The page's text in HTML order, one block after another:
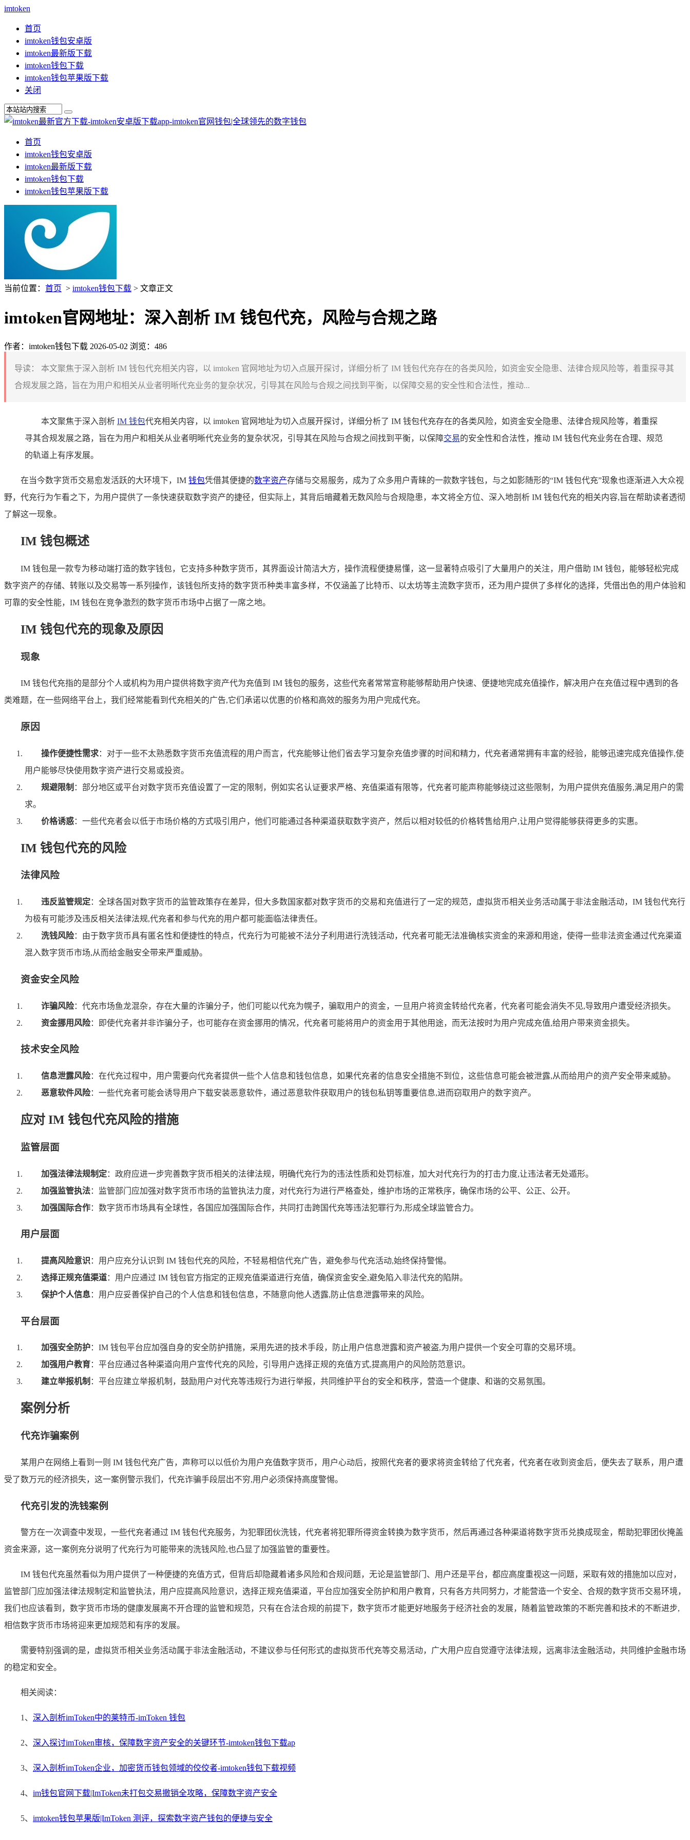
imtoken
首页
imtoken钱包安卓版
imtoken最新版下载
imtoken钱包下载
imtoken钱包苹果版下载
关闭
首页
imtoken钱包安卓版
imtoken最新版下载
imtoken钱包下载
imtoken钱包苹果版下载
当前位置： 首页 > imtoken钱包下载 > 文章正文
imtoken官网地址：深入剖析 IM 钱包代充，风险与合规之路
作者：imtoken钱包下载 2026-05-02 浏览：486
导读：
本文聚焦于深入剖析 IM 钱包代充相关内容，以 imtoken 官网地址为切入点展开探讨，详细分析了 IM 钱包代充存在的各类风险，如资金安全隐患、法律合规风险等，着重探寻其
合规发展之路，旨在为用户和相关从业者明晰代充业务的复杂状况，引导其在风险与合规之间找到平衡，以保障交易的安全性和合法性，推动...
本文聚焦于深入剖析 IM 钱包代充相关内容，以 imtoken 官网地址为切入点展开探讨，详细分析了 IM 钱包代充存在的各类风险，如资金安全隐患、法律合规风险等，着重探
寻其合规发展之路，旨在为用户和相关从业者明晰代充业务的复杂状况，引导其在风险与合规之间找到平衡，以保障交易的安全性和合法性，推动 IM 钱包代充业务在合理、规范
的轨道上有序发展。
在当今数字货币交易愈发活跃的大环境下，IM 钱包凭借其便捷的数字资产存储与交易服务，成为了众多用户青睐的一款数字钱包，与之如影随形的“IM 钱包代充”现象也逐渐进入大众视
野，代充行为乍看之下，为用户提供了一条快速获取数字资产的捷径，但实际上，其背后暗藏着无数风险与合规隐患，本文将全方位、深入地剖析 IM 钱包代充的相关内容,旨在帮助读者透彻
了解这一现象。
IM 钱包概述
IM 钱包是一款专为移动端打造的数字钱包，它支持多种数字货币，其界面设计简洁大方，操作流程便捷易懂，这一显著特点吸引了大量用户的关注，用户借助 IM 钱包，能够轻松完成
数字资产的存储、转账以及交易等一系列操作，该钱包所支持的数字货币种类丰富多样，不仅涵盖了比特币、以太坊等主流数字货币，还为用户提供了多样化的选择，凭借出色的用户体验和
可靠的安全性能，IM 钱包在竞争激烈的数字货币市场中占据了一席之地。
IM 钱包代充的现象及原因
现象
IM 钱包代充指的是部分个人或机构为用户提供将数字资产代为充值到 IM 钱包的服务，这些代充者常常宣称能够帮助用户快速、便捷地完成充值操作，解决用户在充值过程中遇到的各
类难题，在一些网络平台上，我们经常能看到代充相关的广告,它们承诺以优惠的价格和高效的服务为用户完成代充。
原因
操作便捷性需求：对于一些不太熟悉数字货币充值流程的用户而言，代充能够让他们省去学习复杂充值步骤的时间和精力，代充者通常拥有丰富的经验，能够迅速完成充值操作,使
用户能够尽快使用数字资产进行交易或投资。
规避限制 ：部分地区或平台对数字货币充值设置了一定的限制，例如实名认证要求严格、充值渠道有限等，代充者可能声称能够绕过这些限制，为用户提供充值服务,满足用户的需
求。
价格诱惑：一些代充者会以低于市场价格的方式吸引用户，他们可能通过各种渠道获取数字资产，然后以相对较低的价格转售给用户,让用户觉得能够获得更多的实惠。
IM 钱包代充的风险
法律风险
违反监管规定：全球各国对数字货币的监管政策存在差异，但大多数国家都对数字货币的交易和充值进行了一定的规范，虚拟货币相关业务活动属于非法金融活动，IM 钱包代充行
为极有可能涉及违反相关法律法规,代充者和参与代充的用户都可能面临法律责任。
洗钱风险：由于数字货币具有匿名性和便捷性的特点，代充行为可能被不法分子利用进行洗钱活动，代充者可能无法准确核实资金的来源和用途，使得一些非法资金通过代充渠道
混入数字货币市场,从而给金融安全带来严重威胁。
资金安全风险
诈骗风险：代充市场鱼龙混杂，存在大量的诈骗分子，他们可能以代充为幌子，骗取用户的资金，一旦用户将资金转给代充者，代充者可能会消失不见,导致用户遭受经济损失。
资金挪用风险：即使代充者并非诈骗分子，也可能存在资金挪用的情况，代充者可能将用户的资金用于其他用途，而无法按时为用户完成充值,给用户带来资金损失。
技术安全风险
信息泄露风险：在代充过程中，用户需要向代充者提供一些个人信息和钱包信息，如果代充者的信息安全措施不到位，这些信息可能会被泄露,从而给用户的资产安全带来威胁。
恶意软件风险：一些代充者可能会诱导用户下载安装恶意软件，通过恶意软件获取用户的钱包私钥等重要信息,进而窃取用户的数字资产。
应对 IM 钱包代充风险的措施
监管层面
加强法律法规制定：政府应进一步完善数字货币相关的法律法规，明确代充行为的违法性质和处罚标准，加大对代充行为的打击力度,让违法者无处遁形。
加强监管执法：监管部门应加强对数字货币市场的监管执法力度，对代充行为进行严格查处，维护市场的正常秩序，确保市场的公平、公正、公开。
加强国际合作：数字货币市场具有全球性，各国应加强国际合作，共同打击跨国代充等违法犯罪行为,形成全球监管合力。
用户层面
提高风险意识 ：用户应充分认识到 IM 钱包代充的风险，不轻易相信代充广告，避免参与代充活动,始终保持警惕。
选择正规充值渠道：用户应通过 IM 钱包官方指定的正规充值渠道进行充值，确保资金安全,避免陷入非法代充的陷阱。
保护个人信息：用户应妥善保护自己的个人信息和钱包信息，不随意向他人透露,防止信息泄露带来的风险。
平台层面
加强安全防护：IM 钱包平台应加强自身的安全防护措施，采用先进的技术手段，防止用户信息泄露和资产被盗,为用户提供一个安全可靠的交易环境。
加强用户教育 ：平台应通过各种渠道向用户宣传代充的风险，引导用户选择正规的充值方式,提高用户的风险防范意识。
建立举报机制 ：平台应建立举报机制，鼓励用户对代充等违规行为进行举报，共同维护平台的安全和秩序，营造一个健康、和谐的交易氛围。
案例分析
代充诈骗案例
某用户在网络上看到一则 IM 钱包代充广告，声称可以以低价为用户充值数字货币，用户心动后，按照代充者的要求将资金转给了代充者，代充者在收到资金后，便失去了联系，用户遭
受了数万元的经济损失，这一案例警示我们，代充诈骗手段层出不穷,用户必须保持高度警惕。
代充引发的洗钱案例
警方在一次调查中发现，一些代充者通过 IM 钱包代充服务，为犯罪团伙洗钱，代充者将犯罪所得资金转换为数字货币，然后再通过各种渠道将数字货币兑换成现金，帮助犯罪团伙掩盖
资金来源，这一案例充分说明了代充行为可能带来的洗钱风险,也凸显了加强监管的重要性。
IM 钱包代充虽然看似为用户提供了一种便捷的充值方式，但背后却隐藏着诸多风险和合规问题，无论是监管部门、用户还是平台，都应高度重视这一问题，采取有效的措施加以应对，
监管部门应加强法律法规制定和监管执法，用户应提高风险意识，选择正规充值渠道，平台应加强安全防护和用户教育，只有各方共同努力，才能营造一个安全、合规的数字货币交易环境，
我们也应该看到，数字货币市场的健康发展离不开合理的监管和规范，只有在合法合规的前提下，数字货币才能更好地服务于经济社会的发展，随着监管政策的不断完善和技术的不断进步,
相信数字货币市场将迎来更加规范和有序的发展。
需要特别强调的是，虚拟货币相关业务活动属于非法金融活动，不建议参与任何形式的虚拟货币代充等交易活动，广大用户应自觉遵守法律法规，远离非法金融活动，共同维护金融市场
的稳定和安全。
相关阅读：
1、 深入剖析imToken中的莱特币-imToken 钱包
2、 深入探讨imToken审核，保障数字资产安全的关键环节-imtoken钱包下载ap
3、 深入剖析imToken企业，加密货币钱包领域的佼佼者-imtoken钱包下载视频
4、 im钱包官网下载|ImToken未打包交易撤销全攻略，保障数字资产安全
5、 imtoken钱包苹果版|ImToken 测评，探索数字资产钱包的便捷与安全